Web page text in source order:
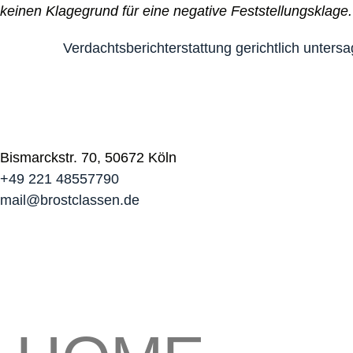
keinen Klagegrund für eine negative
Verdachtsberichterstattung gerichtlich
Bismarckstr. 70, 50672 Köln
+49 221 48557790
mail@brostclassen.de